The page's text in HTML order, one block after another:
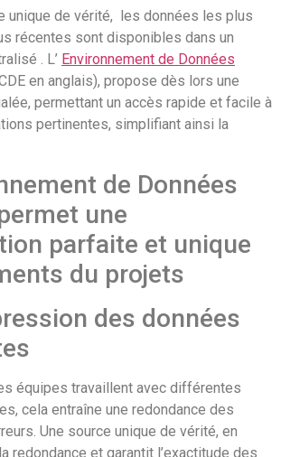
unique de vérité, les données les plus
récentes sont disponibles dans un
. L’ Environnement de Données
en anglais), propose dès lors une
permettant un accès rapide et facile à
pertinentes, simplifiant ainsi la
de Données
une
parfaite et unique
du projets
des données
équipes travaillent avec différentes
cela entraîne une redondance des
Une source unique de vérité, en
redondance et garantit l’exactitude des